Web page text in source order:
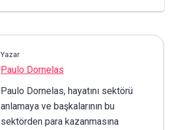
Yazar
Paulo Dornelas
Paulo Dornelas, hayatını sektörü
anlamaya ve başkalarının bu
sektörden para kazanmasına